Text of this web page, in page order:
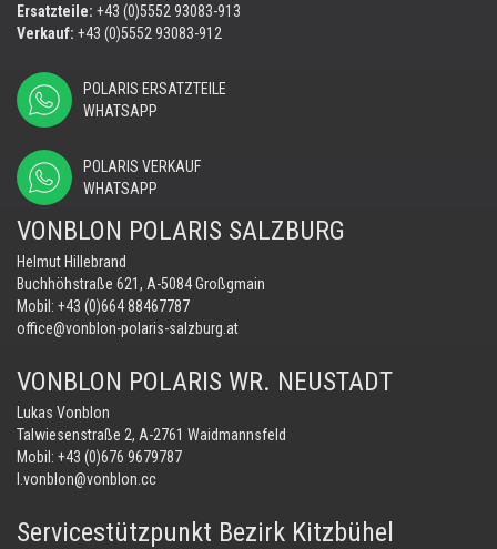
Ersatzteile: +43 (0)5552 93083-913
Verkauf: +43 (0)5552 93083-912
POLARIS ERSATZTEILE
WHATSAPP
POLARIS VERKAUF
WHATSAPP
VONBLON POLARIS SALZBURG
Helmut Hillebrand
Buchhöhstraße 621, A-5084 Großgmain
Mobil: +43 (0)664 88467787
office@vonblon-polaris-salzburg.at
VONBLON POLARIS WR. NEUSTADT
Lukas Vonblon
Talwiesenstraße 2, A-2761 Waidmannsfeld
Mobil: +43 (0)676 9679787
l.vonblon@vonblon.cc
Servicestützpunkt Bezirk Kitzbühel